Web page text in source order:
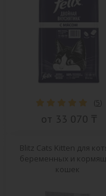
(5)
от 33 070 ₸
Blitz Cats Kitten для
беременных и
кошек